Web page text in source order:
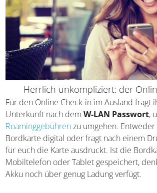
Herrlich unkompliziert: der
Für den Online Check-in im Ausland fragt
Unterkunft nach demW-LAN Passwort,
Roaminggebührenzu umgehen.
die Bordkarte digital oder fragt nach
man für euch die Karte ausdruckt. Ist die
dem Mobiltelefon oder Tablet
dass der Akku noch über genug Ladung